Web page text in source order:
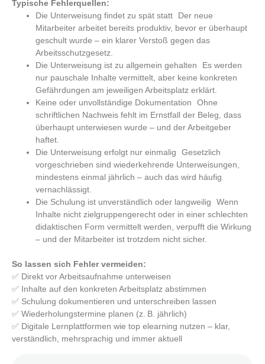
Typische Fehlerquellen:
Die Unterweisung findet zu spät statt Der neue
Mitarbeiter arbeitet bereits produktiv, bevor er überhaupt
geschult wurde – ein klarer Verstoß gegen das
Arbeitsschutzgesetz.
Die Unterweisung ist zu allgemein gehalten Es werden
nur pauschale Inhalte vermittelt, aber keine konkreten
Gefährdungen am jeweiligen Arbeitsplatz erklärt.
Keine oder unvollständige Dokumentation Ohne
schriftlichen Nachweis fehlt im Ernstfall der Beleg, dass
überhaupt unterwiesen wurde – und der Arbeitgeber
haftet.
Die Unterweisung erfolgt nur einmalig Gesetzlich
vorgeschrieben sind wiederkehrende Unterweisungen,
mindestens einmal jährlich – auch das wird häufig
vernachlässigt.
Die Schulung ist unverständlich oder langweilig Wenn
Inhalte nicht zielgruppengerecht oder in einer schlechten
didaktischen Form vermittelt werden, verpufft die Wirkung
– und der Mitarbeiter ist trotzdem nicht sicher.
So lassen sich Fehler vermeiden:
✅ Direkt vor Arbeitsaufnahme unterweisen
✅ Inhalte auf den konkreten Arbeitsplatz abstimmen
✅ Schulung dokumentieren und unterschreiben lassen
✅ Wiederholungstermine planen (z. B. jährlich)
✅ Digitale Lernplattformen wie top elearning nutzen – klar,
verständlich, mehrsprachig und immer aktuell